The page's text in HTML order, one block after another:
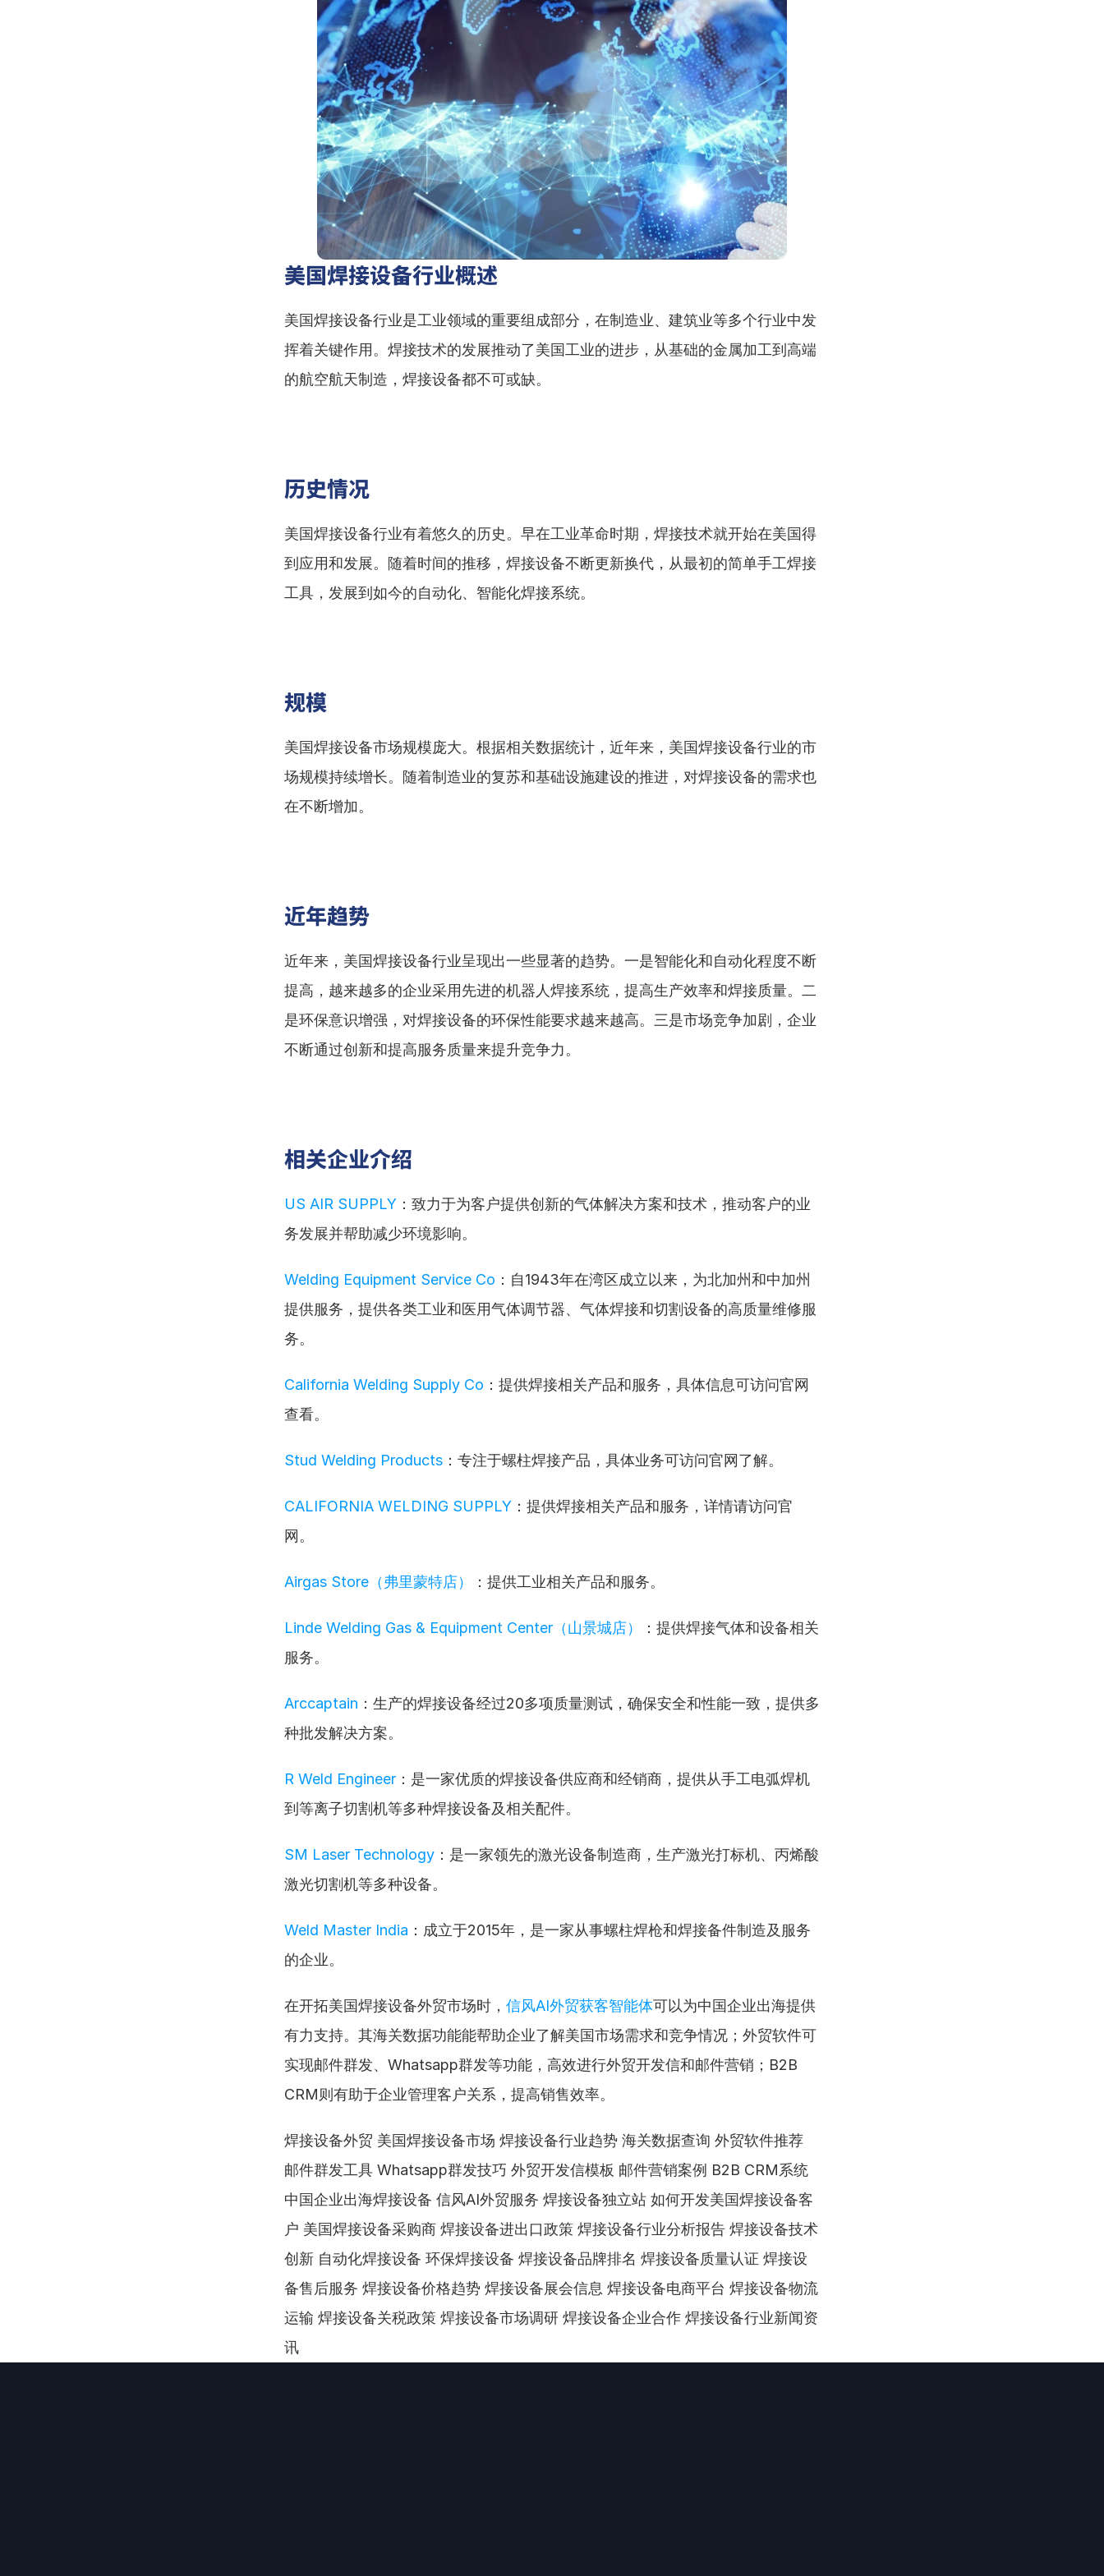
美国焊接设备行业概述
美国焊接设备行业是工业领域的重要组成部分，在制造业、建筑业等多个行业中发
挥着关键作用。焊接技术的发展推动了美国工业的进步，从基础的金属加工到高端
的航空航天制造，焊接设备都不可或缺。
历史情况
美国焊接设备行业有着悠久的历史。早在工业革命时期，焊接技术就开始在美国得
到应用和发展。随着时间的推移，焊接设备不断更新换代，从最初的简单手工焊接
工具，发展到如今的自动化、智能化焊接系统。
规模
美国焊接设备市场规模庞大。根据相关数据统计，近年来，美国焊接设备行业的市
场规模持续增长。随着制造业的复苏和基础设施建设的推进，对焊接设备的需求也
在不断增加。
近年趋势
近年来，美国焊接设备行业呈现出一些显著的趋势。一是智能化和自动化程度不断
提高，越来越多的企业采用先进的机器人焊接系统，提高生产效率和焊接质量。二
是环保意识增强，对焊接设备的环保性能要求越来越高。三是市场竞争加剧，企业
不断通过创新和提高服务质量来提升竞争力。
相关企业介绍
US AIR SUPPLY ：致力于为客户提供创新的气体解决方案和技术，推动客户的业
务发展并帮助减少环境影响。
Welding Equipment Service Co ：自1943年在湾区成立以来，为北加州和中加州
提供服务，提供各类工业和医用气体调节器、气体焊接和切割设备的高质量维修服
务。
California Welding Supply Co ：提供焊接相关产品和服务，具体信息可访问官网
查看。
Stud Welding Products ：专注于螺柱焊接产品，具体业务可访问官网了解。
CALIFORNIA WELDING SUPPLY ：提供焊接相关产品和服务，详情请访问官
网。
Airgas Store（弗里蒙特店） ：提供工业相关产品和服务。
Linde Welding Gas & Equipment Center（山景城店）
：提供焊接气体和设备相关
服务。
Arccaptain ：生产的焊接设备经过20多项质量测试，确保安全和性能一致，提供多
种批发解决方案。
R Weld Engineer ：是一家优质的焊接设备供应商和经销商，提供从手工电弧焊机
到等离子切割机等多种焊接设备及相关配件。
SM Laser Technology ：是一家领先的激光设备制造商，生产激光打标机、丙烯酸
激光切割机等多种设备。
Weld Master India ：成立于2015年，是一家从事螺柱焊枪和焊接备件制造及服务
的企业。
在开拓美国焊接设备外贸市场时， 信风AI外贸获客智能体可以为中国企业出海提供
有力支持。其海关数据功能能帮助企业了解美国市场需求和竞争情况；外贸软件可
实现邮件群发、Whatsapp群发等功能，高效进行外贸开发信和邮件营销；B2B
CRM则有助于企业管理客户关系，提高销售效率。
焊接设备外贸 美国焊接设备市场 焊接设备行业趋势 海关数据查询 外贸软件推荐
邮件群发工具 Whatsapp群发技巧 外贸开发信模板 邮件营销案例 B2B CRM系统
中国企业出海焊接设备 信风AI外贸服务 焊接设备独立站 如何开发美国焊接设备客
户 美国焊接设备采购商 焊接设备进出口政策 焊接设备行业分析报告 焊接设备技术
创新 自动化焊接设备 环保焊接设备 焊接设备品牌排名 焊接设备质量认证 焊接设
备售后服务 焊接设备价格趋势 焊接设备展会信息 焊接设备电商平台 焊接设备物流
运输 焊接设备关税政策 焊接设备市场调研 焊接设备企业合作 焊接设备行业新闻资
讯